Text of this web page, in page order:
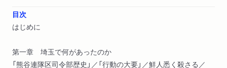
目次
はじめに
第一章 埼玉で何があったのか
「熊谷連隊区司令部歴史」／「行動の大要」／鮮人悉く殺さる／